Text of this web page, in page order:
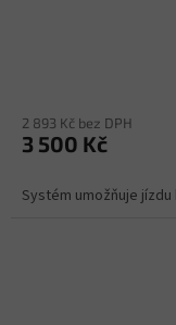
2 893 Kč bez DPH
3 500 Kč
Systém umožňuje